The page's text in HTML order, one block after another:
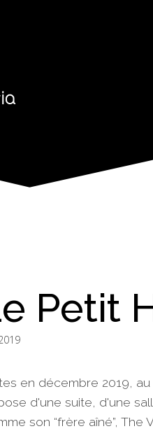
Petit
en décembre 2019,
d'une suite, d'une
son “frère aîné”, The